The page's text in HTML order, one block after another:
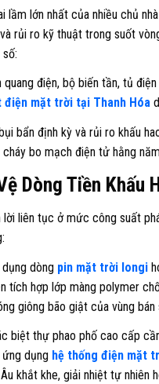
lớn nhất của nhiều chủ
rủi ro kỹ thuật trong suốt
điện, bộ biến tần, tủ
điện mặt trời tại Thanh Hóa
bẩn định kỳ và rủi ro khấu
bo mạch điện tử hằng
Dòng Tiền Khấu
liên tục ở mức công suất
dòng pin mặt trời longi
tích hợp lớp màng polymer
giông bão giật của vùng bán
biệt thự phao phố cao cấp
ứng dụng hệ thống điện mặt
khắt khe, giải nhiệt tự nhiên